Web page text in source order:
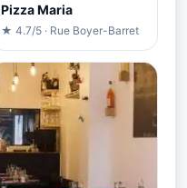
Pizza Maria
★ 4.7/5 · Rue Boyer-Barret